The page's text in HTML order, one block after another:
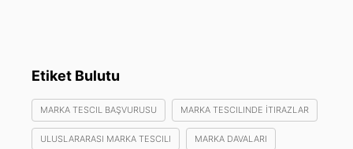
Etiket Bulutu
MARKA TESCIL BAŞVURUSU MARKA TESCILINDE İTIRAZLAR
ULUSLARARASI MARKA TESCILI MARKA DAVALARI